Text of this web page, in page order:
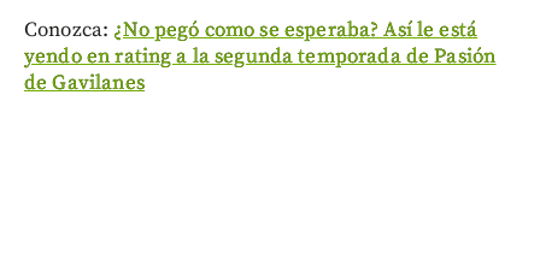
Conozca: ¿No pegó como se esperaba? Así le está
yendo en rating a la segunda temporada de Pasión
de Gavilanes